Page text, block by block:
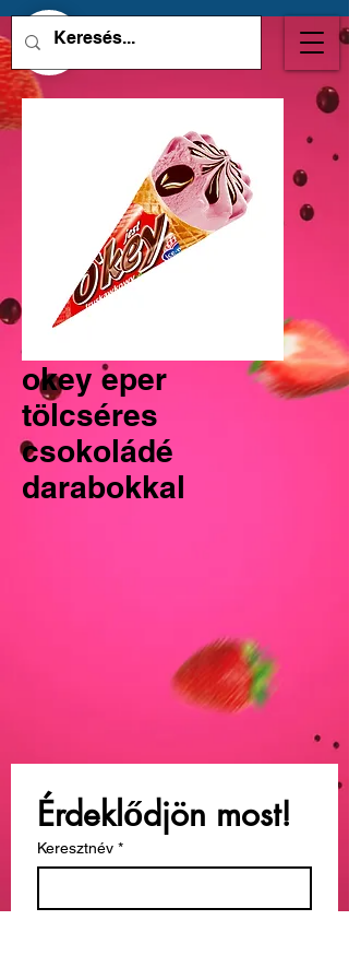
okey eper
tölcséres
csokoládé
darabokkal
Érdeklődjön most!
Keresztnév *